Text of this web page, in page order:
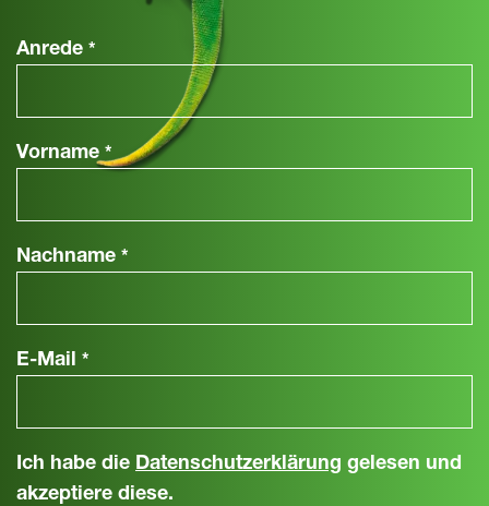
Anrede *
Vorname *
Nachname *
E-Mail *
Ich habe die Datenschutzerklärung gelesen und
akzeptiere diese.